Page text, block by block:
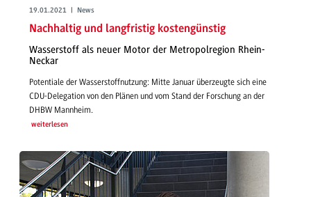
19.01.2021 | News
Nachhaltig und langfristig kostengünstig
Wasserstoff als neuer Motor der Metropolregion Rhein-
Neckar
Potentiale der Wasserstoffnutzung: Mitte Januar überzeugte sich eine
CDU-Delegation von den Plänen und vom Stand der Forschung an der
DHBW Mannheim.
weiterlesen